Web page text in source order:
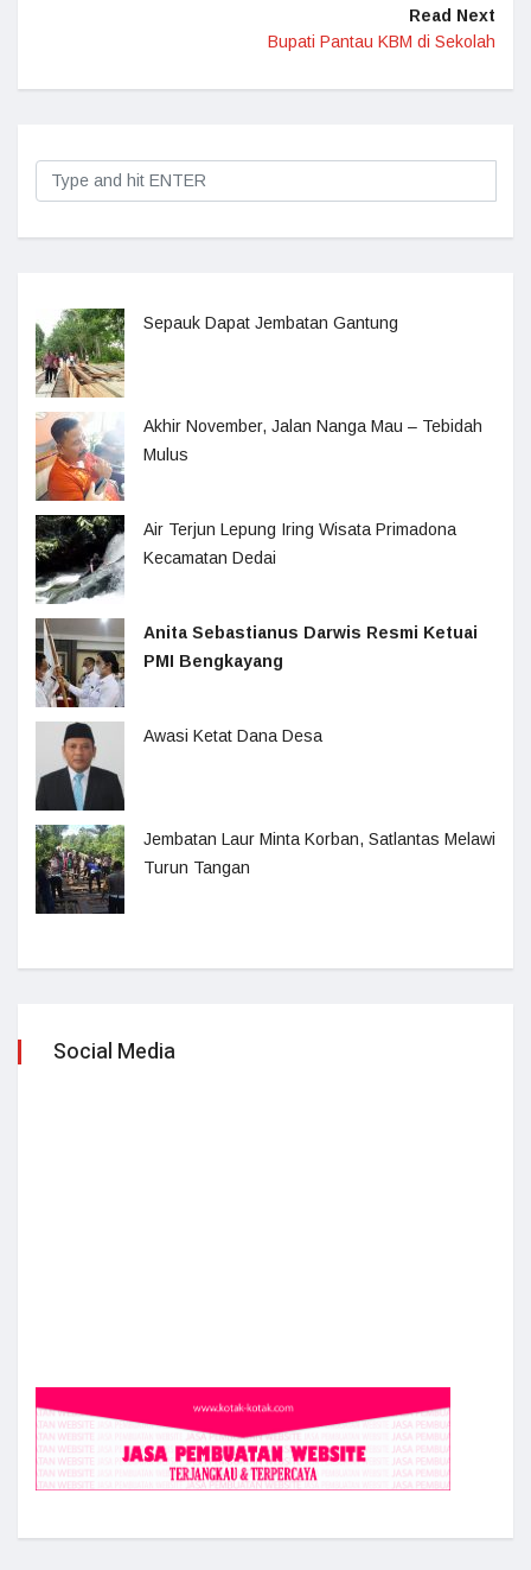
Read Next
Bupati Pantau KBM di Sekolah
Sepauk Dapat Jembatan Gantung
Akhir November, Jalan Nanga Mau – Tebidah
Mulus
Air Terjun Lepung Iring Wisata Primadona
Kecamatan Dedai
Anita Sebastianus Darwis Resmi Ketuai
PMI Bengkayang
Awasi Ketat Dana Desa
Jembatan Laur Minta Korban, Satlantas Melawi
Turun Tangan
Social Media